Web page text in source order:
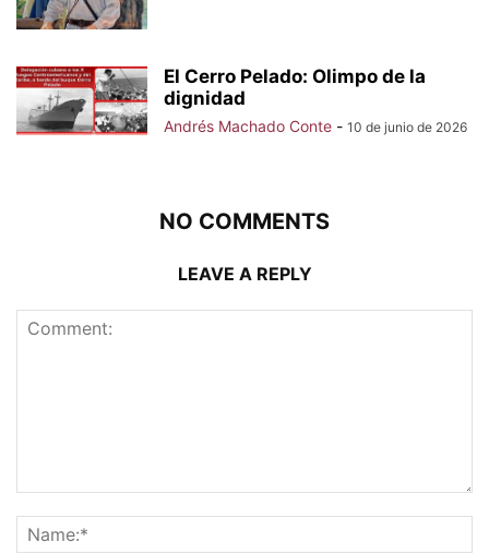
El Cerro Pelado: Olimpo de la
dignidad
Andrés Machado Conte - 10 de junio de 2026
NO COMMENTS
LEAVE A REPLY